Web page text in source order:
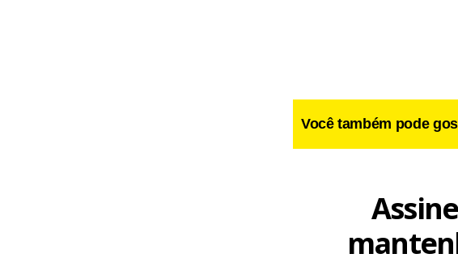
Você também pode